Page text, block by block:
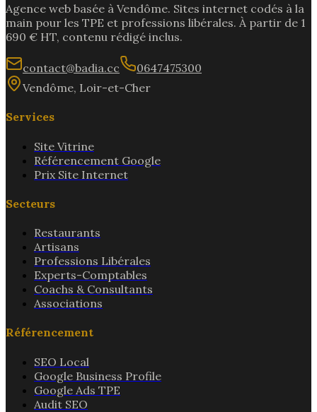
Agence web basée à Vendôme. Sites internet codés à la
main pour les TPE et professions libérales. À partir de 1
690 € HT, contenu rédigé inclus.
contact@badia.cc
0647475300
Vendôme, Loir-et-Cher
Services
Site Vitrine
Référencement Google
Prix Site Internet
Secteurs
Restaurants
Artisans
Professions Libérales
Experts-Comptables
Coachs & Consultants
Associations
Référencement
SEO Local
Google Business Profile
Google Ads TPE
Audit SEO